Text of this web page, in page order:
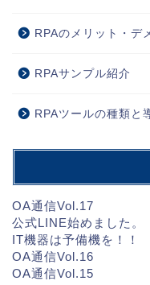
RPAのメリット・デ
RPAサンプル紹介
RPAツールの種類と
OA通信Vol.17
公式LINE始めました。
IT機器は予備機を！！
OA通信Vol.16
OA通信Vol.15